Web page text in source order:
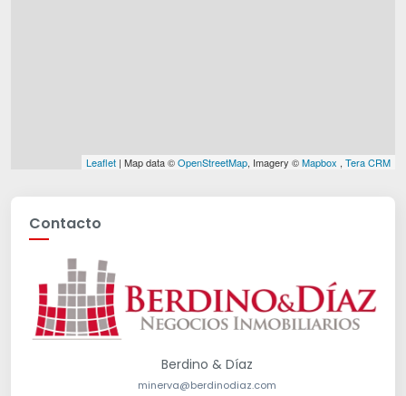
Leaflet | Map data ©OpenStreetMap, Imagery ©Mapbox , Tera CRM
Contacto
Berdino & Díaz
minerva@berdinodiaz.com